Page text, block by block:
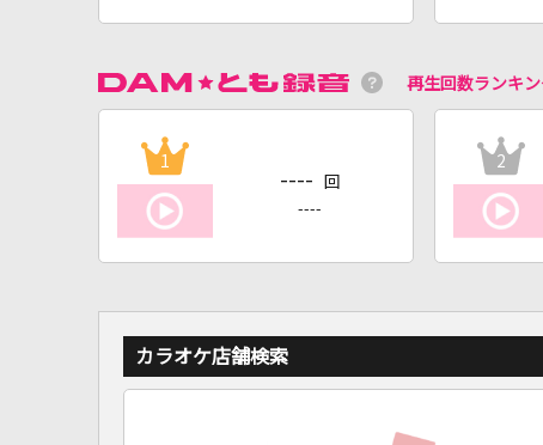
再生回数ランキ
1
---- 回
----
2
カラオケ店舗検索